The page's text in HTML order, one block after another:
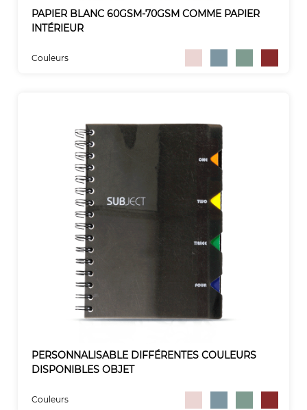
PAPIER BLANC 60GSM-70GSM COMME PAPIER
INTÉRIEUR
Couleurs
PERSONNALISABLE DIFFÉRENTES COULEURS
DISPONIBLES OBJET
Couleurs